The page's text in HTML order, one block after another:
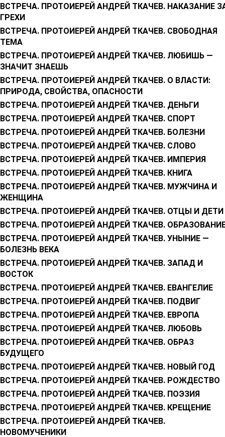
ВСТРЕЧА. ПРОТОИЕРЕЙ АНДРЕЙ ТКАЧЕВ. НАКАЗАНИЕ
ГРЕХИ
ВСТРЕЧА. ПРОТОИЕРЕЙ АНДРЕЙ ТКАЧЕВ. СВОБОДНАЯ
ТЕМА
ВСТРЕЧА. ПРОТОИЕРЕЙ АНДРЕЙ ТКАЧЕВ. ЛЮБИШЬ —
ЗНАЧИТ ЗНАЕШЬ
ВСТРЕЧА. ПРОТОИЕРЕЙ АНДРЕЙ ТКАЧЕВ. О ВЛАСТИ:
ПРИРОДА, СВОЙСТВА, ОПАСНОСТИ
ВСТРЕЧА. ПРОТОИЕРЕЙ АНДРЕЙ ТКАЧЕВ. ДЕНЬГИ
ВСТРЕЧА. ПРОТОИЕРЕЙ АНДРЕЙ ТКАЧЕВ. СПОРТ
ВСТРЕЧА. ПРОТОИЕРЕЙ АНДРЕЙ ТКАЧЕВ. БОЛЕЗНИ
ВСТРЕЧА. ПРОТОИЕРЕЙ АНДРЕЙ ТКАЧЕВ. СЛОВО
ВСТРЕЧА. ПРОТОИЕРЕЙ АНДРЕЙ ТКАЧЕВ. ИМПЕРИЯ
ВСТРЕЧА. ПРОТОИЕРЕЙ АНДРЕЙ ТКАЧЕВ. КНИГА
ВСТРЕЧА. ПРОТОИЕРЕЙ АНДРЕЙ ТКАЧЕВ. МУЖЧИНА И
ЖЕНЩИНА
ВСТРЕЧА. ПРОТОИЕРЕЙ АНДРЕЙ ТКАЧЕВ. ОТЦЫ И ДЕТИ
ВСТРЕЧА. ПРОТОИЕРЕЙ АНДРЕЙ ТКАЧЕВ.
ВСТРЕЧА. ПРОТОИЕРЕЙ АНДРЕЙ ТКАЧЕВ. УНЫНИЕ —
БОЛЕЗНЬ ВЕКА
ВСТРЕЧА. ПРОТОИЕРЕЙ АНДРЕЙ ТКАЧЕВ. ЗАПАД И
ВОСТОК
ВСТРЕЧА. ПРОТОИЕРЕЙ АНДРЕЙ ТКАЧЕВ. ЕВАНГЕЛИЕ
ВСТРЕЧА. ПРОТОИЕРЕЙ АНДРЕЙ ТКАЧЕВ. ПОДВИГ
ВСТРЕЧА. ПРОТОИЕРЕЙ АНДРЕЙ ТКАЧЕВ. ЕВРОПА
ВСТРЕЧА. ПРОТОИЕРЕЙ АНДРЕЙ ТКАЧЕВ. ЛЮБОВЬ
ВСТРЕЧА. ПРОТОИЕРЕЙ АНДРЕЙ ТКАЧЕВ. ОБРАЗ
БУДУЩЕГО
ВСТРЕЧА. ПРОТОИЕРЕЙ АНДРЕЙ ТКАЧЕВ. НОВЫЙ ГОД
ВСТРЕЧА. ПРОТОИЕРЕЙ АНДРЕЙ ТКАЧЕВ. РОЖДЕСТВО
ВСТРЕЧА. ПРОТОИЕРЕЙ АНДРЕЙ ТКАЧЕВ. ПОЭЗИЯ
ВСТРЕЧА. ПРОТОИЕРЕЙ АНДРЕЙ ТКАЧЕВ. КРЕЩЕНИЕ
ВСТРЕЧА. ПРОТОИЕРЕЙ АНДРЕЙ ТКАЧЕВ.
НОВОМУЧЕНИКИ